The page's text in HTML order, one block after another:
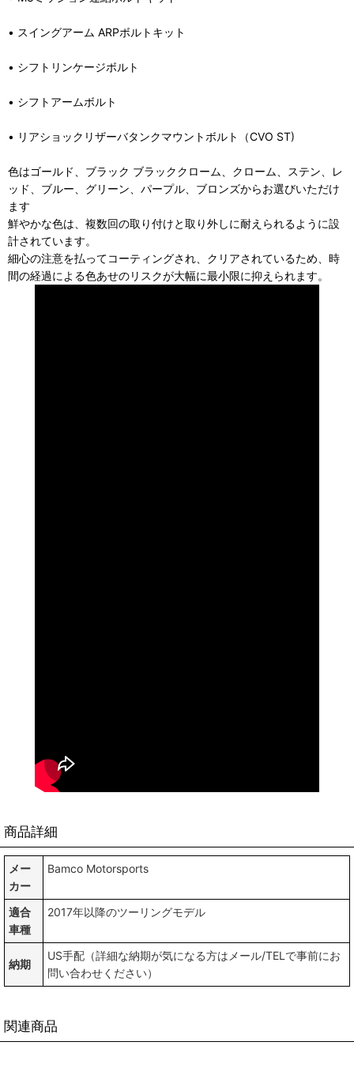
• スイングアーム ARPボルトキット
• シフトリンケージボルト
• シフトアームボルト
• リアショックリザーバタンクマウントボルト（CVO ST)
色はゴールド、ブラック ブラッククローム、クローム、ステン、レ
ッド、ブルー、グリーン、パープル、ブロンズからお選びいただけ
ます
鮮やかな色は、複数回の取り付けと取り外しに耐えられるように設
計されています。
細心の注意を払ってコーティングされ、クリアされているため、時
間の経過による色あせのリスクが大幅に最小限に抑えられます。
商品詳細
メー
カー
Bamco Motorsports
適合
車種
2017年以降のツーリングモデル
納期
US手配（詳細な納期が気になる方はメール/TELで事前にお
問い合わせください）
関連商品